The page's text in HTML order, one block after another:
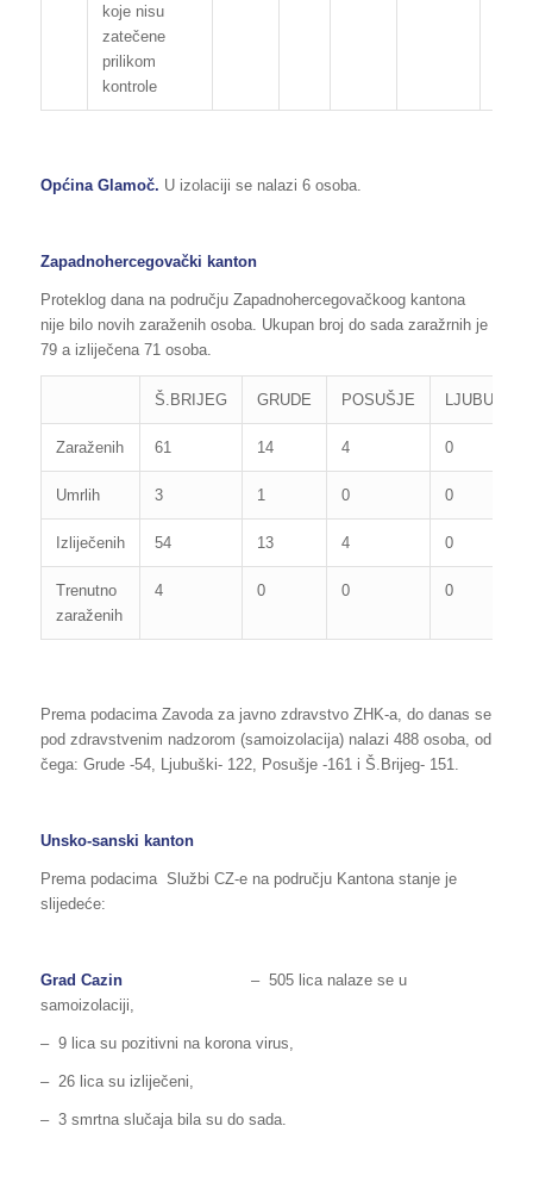
koje nisu
zatečene
prilikom
kontrole
Općina Glamoč. U izolaciji se nalazi 6 osoba.
Zapadnohercegovački kanton
Proteklog dana na području Zapadnohercegovačkoog kantona
nije bilo novih zaraženih osoba. Ukupan broj do sada zaražrnih je
79 a izliječena 71 osoba.
Š.BRIJEG GRUDE POSUŠJE LJUBUŠKI
Zaraženih 61 14 4 0
Umrlih 3 1 0 0
Izliječenih 54 13 4 0
Trenutno
zaraženih
4 0 0 0
Prema podacima Zavoda za javno zdravstvo ZHK-a, do danas se
pod zdravstvenim nadzorom (samoizolacija) nalazi 488 osoba, od
čega: Grude -54, Ljubuški- 122, Posušje -161 i Š.Brijeg- 151.
Unsko-sanski kanton
Prema podacima Službi CZ-e na području Kantona stanje je
slijedeće:
Grad Cazin – 505 lica nalaze se u
samoizolaciji,
– 9 lica su pozitivni na korona virus,
– 26 lica su izliječeni,
– 3 smrtna slučaja bila su do sada.